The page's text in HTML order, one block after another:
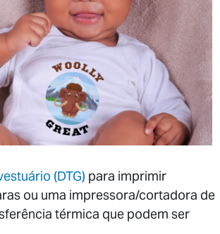
(DTG) para imprimir
ou uma impressora/cortadora de
térmica que podem ser